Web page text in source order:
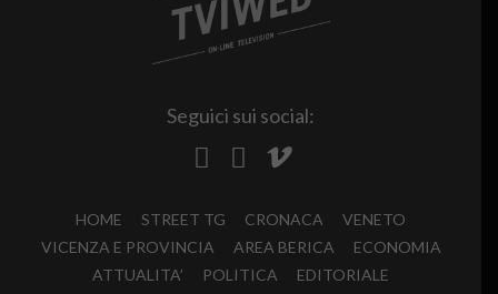
Seguici sui social:
HOME STREET TG CRONACA
VENETO
VICENZA E PROVINCIA
AREA BERICA
ECONOMIA
ATTUALITA’
POLITICA
EDITORIALE